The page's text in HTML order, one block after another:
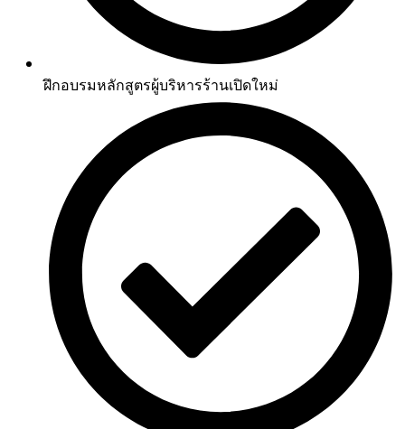
ฝึกอบรมหลักสูตรผู้บริหารร้านเปิดใหม่